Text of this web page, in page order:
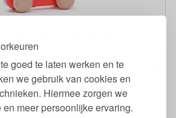
goed te laten werken en te
we gebruik van cookies en
Hiermee zorgen we
meer persoonlijke ervaring.